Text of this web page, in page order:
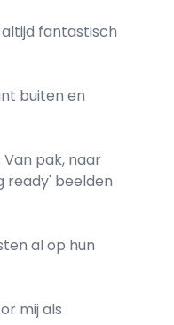
fantastisch
buiten en
pak, naar
ready' beelden
al op hun
mij als